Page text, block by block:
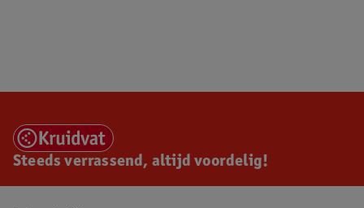
Steeds verrassend, altijd voordelig!